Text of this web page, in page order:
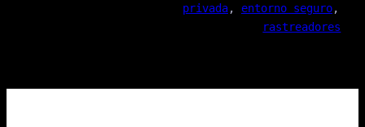
privada, entorno seguro
rastreadores